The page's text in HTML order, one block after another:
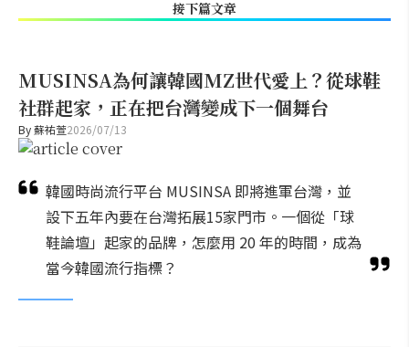
接下篇文章
MUSINSA為何讓韓國MZ世代愛上？從球鞋
社群起家，正在把台灣變成下一個舞台
By蘇祐萱2026/07/13
韓國時尚流行平台 MUSINSA 即將進軍台灣，並
設下五年內要在台灣拓展15家門市。一個從「球
鞋論壇」起家的品牌，怎麼用 20 年的時間，成為
當今韓國流行指標？